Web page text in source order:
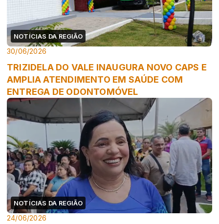
NOTÍCIAS DA REGIÃO
30/06/2026
TRIZIDELA DO VALE INAUGURA NOVO CAPS E
AMPLIA ATENDIMENTO EM SAÚDE COM
ENTREGA DE ODONTOMÓVEL
NOTÍCIAS DA REGIÃO
24/06/2026